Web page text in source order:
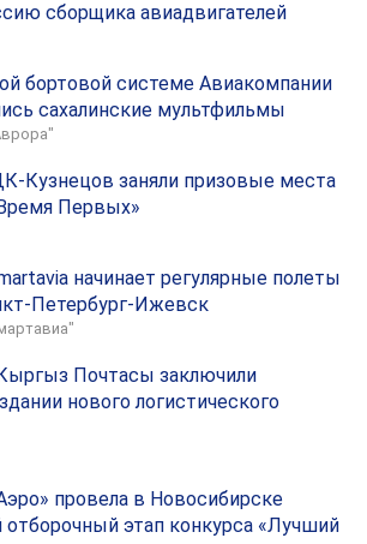
сборщика авиадвигателей
бортовой системе Авиакомпании
сахалинские мультфильмы
Кузнецов заняли призовые места
Первых»
начинает регулярные полеты
Петербург-Ижевск
Почтасы заключили
нового логистического
провела в Новосибирске
этап конкурса «Лучший